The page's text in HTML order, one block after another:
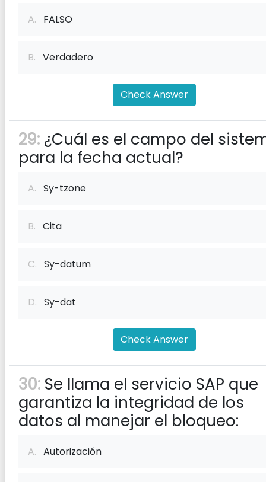
A. FALSO
B. Verdadero
Check Answer
29: ¿Cuál es el campo del
para la fecha actual?
A. Sy-tzone
B. Cita
C. Sy-datum
D. Sy-dat
Check Answer
30: Se llama el servicio SAP que
garantiza la integridad de los
datos al manejar el bloqueo:
A. Autorización